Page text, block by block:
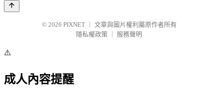
© 2026 PIXNET
文章與圖片權利屬原作者所有
隱私權政策
服務聲明
⚠️
成人內容提醒